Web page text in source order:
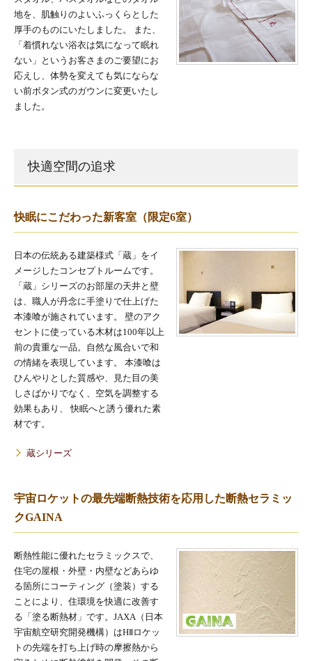
地を、肌触りのよいふっくらとした
厚手のものにいたしました。 また、
「着慣れない浴衣は気になって眠れ
ない」というお客さまのご要望にお
応えし、体勢を変えても気にならな
い前ボタン式のガウンに変更いたし
ました。
快適空間の追求
快眠にこだわった新客室（限定6室）
日本の伝統ある建築様式「蔵」をイ
メージしたコンセプトルームです。
「蔵」シリーズのお部屋の天井と壁
は、職人が丹念に手塗りで仕上げた
本漆喰が施されています。 壁のアク
セントに使っている木材は100年以上
前の貴重な一品。自然な風合いで和
の情緒を表現しています。 本漆喰は
ひんやりとした質感や、見た目の美
しさばかりでなく、空気を調整する
効果もあり、 快眠へと誘う優れた素
材です。
蔵シリーズ
宇宙ロケットの最先端断熱技術を応用した断熱セラミッ
クGAINA
断熱性能に優れたセラミックスで、
住宅の屋根・外壁・内壁などあらゆ
る箇所にコーティング（塗装）する
ことにより、住環境を快適に改善す
る「塗る断熱材」です。JAXA（日本
宇宙航空研究開発機構）はHⅡロケッ
トの先端を打ち上げ時の摩擦熱から